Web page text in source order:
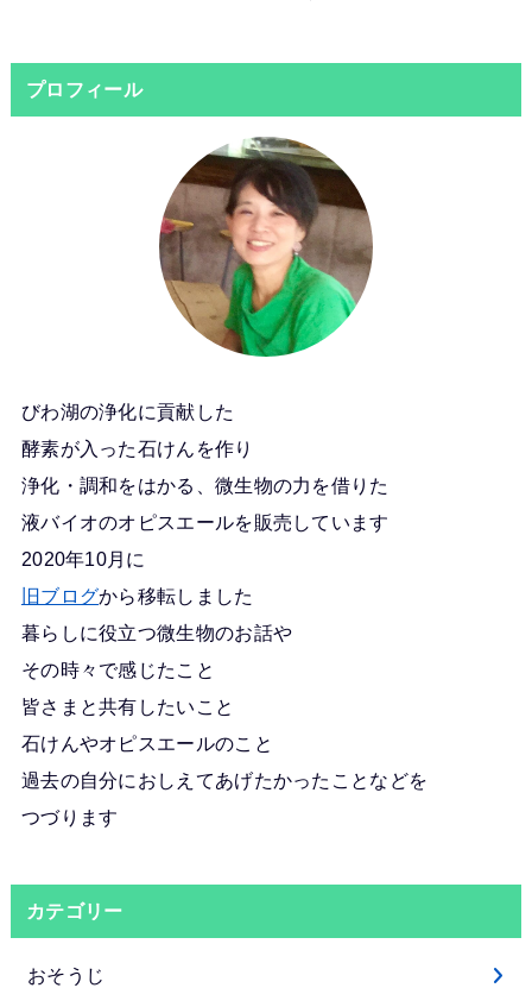
プロフィール
びわ湖の浄化に貢献した
酵素が入った石けんを作り
浄化・調和をはかる、微生物の力を借りた
液バイオのオピスエールを販売しています
2020年10月に
旧ブログから移転しました
暮らしに役立つ微生物のお話や
その時々で感じたこと
皆さまと共有したいこと
石けんやオピスエールのこと
過去の自分におしえてあげたかったことなどを
つづります
カテゴリー
おそうじ